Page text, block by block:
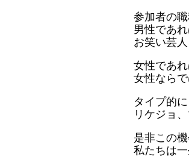
参加者の
男性であ
お笑い芸
女性であ
女性なら
タイプ的
リケジョ
是非この
私たちは